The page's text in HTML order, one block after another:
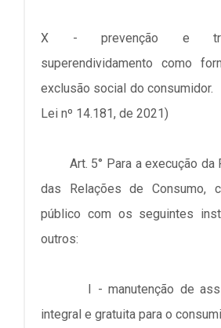
X - prevenção e
superendividamento como
exclusão social do
Lei nº 14.181, de 2021)
Art. 5° Para a execução da
das Relações de Consumo,
público com os seguintes
outros:
I - manutenção de
integral e gratuita para o